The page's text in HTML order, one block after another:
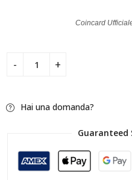
Coincard
Hai una domanda?
Guaranteed